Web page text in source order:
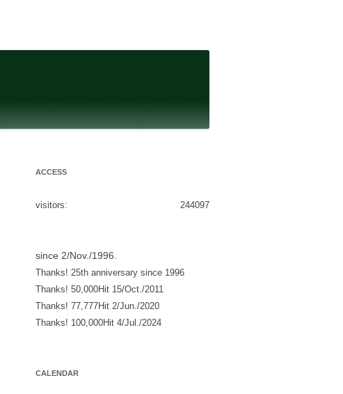
ACCESS
244097
visitors:
since 2/Nov./1996.
Thanks! 25th anniversary since 1996
Thanks! 50,000Hit 15/Oct./2011
Thanks! 77,777Hit 2/Jun./2020
Thanks! 100,000Hit 4/Jul./2024
CALENDAR